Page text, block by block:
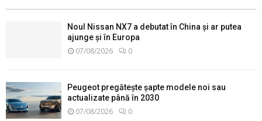
Noul Nissan NX7 a debutat în China și ar putea
ajunge și în Europa
07/08/2026 0
Peugeot pregătește șapte modele noi sau
actualizate până în 2030
07/08/2026 0